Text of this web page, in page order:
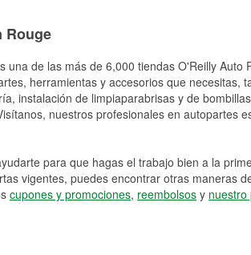
Rouge
una de las más de 6,000 tiendas O'Reilly Auto
herramientas y accesorios que necesitas,
instalación de limpiaparabrisas y de
nuestros profesionales en autopartes
para que hagas el trabajo bien a la
vigentes, puedes encontrar otras maneras
cupones y promociones, reembolsos y nuestro